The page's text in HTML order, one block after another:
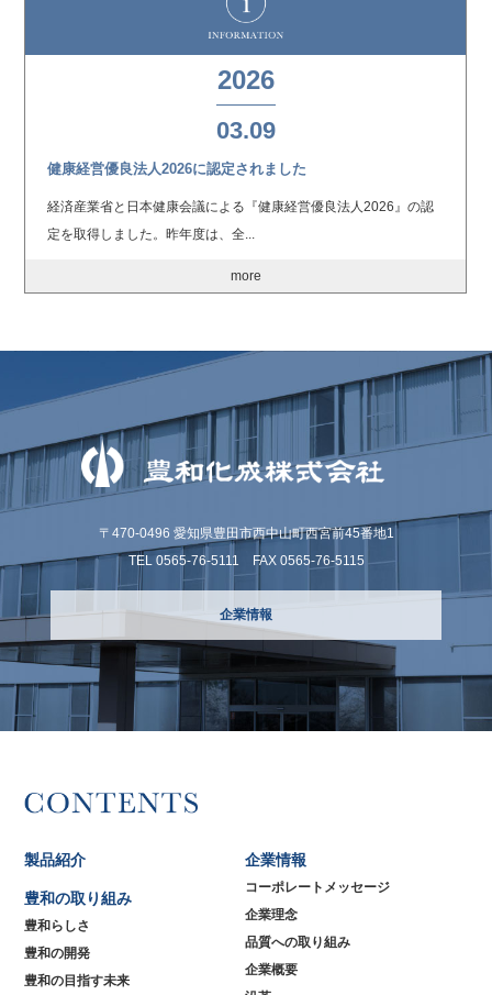
2026
03.09
健康経営優良法人2026に認定されました
経済産業省と日本健康会議による『健康経営優良法人2026』の認
定を取得しました。昨年度は、全...
more
〒470-0496 愛知県豊⽥市⻄中⼭町⻄宮前45番地1
TEL 0565-76-5111 FAX 0565-76-5115
企業情報
製品紹介
豊和の取り組み
豊和らしさ
豊和の開発
豊和の目指す未来
企業情報
コーポレートメッセージ
企業理念
品質への取り組み
企業概要